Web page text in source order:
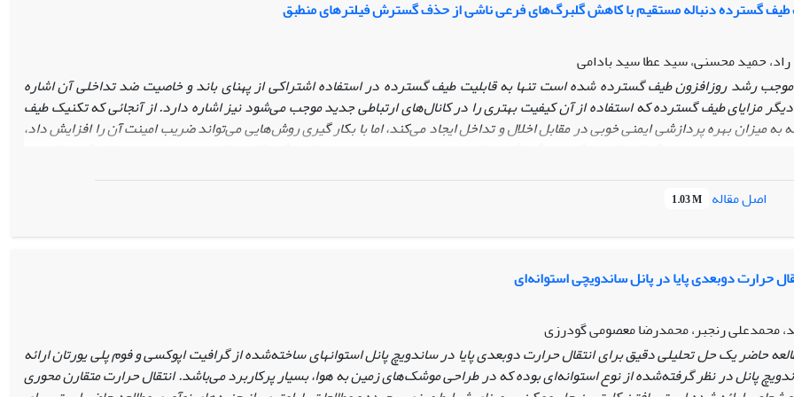
طیف گسترده دنباله مستقیم با کاهش گلبرگ‌های فرعی ناشی از حذف گسترش فیلترهای منطبق
حمید محسنی، سید عطا سید بادامی
رشد روزافزون طیف گسترده شده است تنها به قابلیت طیف گسترده در استفاده اشتراکی از پهنای باند و خاصیت ضد تداخلی آن اشاره
دیگر مزایای طیف گسترده که استفاده از آن‌ کیفیت بهتری را در کانال‌های ارتباطی جدید موجب می‌شود نیز اشاره دارد. از آنجائی که تکنیک طیف
به میزان بهره پردازشی ایمنی خوبی در مقابل اخلال و تداخل ایجاد می‌کند، اما با بکار گیری روش‌هایی می‌تواند ضریب امینت آن را افزایش داد،
مورد جهت بهبود امنیت آن کاهش بزرگ‌ترین گلبرگ‌های فرعی و همچنین تنزل مجموع کلیه گلبرگ‌های فرعی پس از عمل حذف گسترش و یا
گیرنده سامانه‌های طیف گسترده
کاهش بهتر میزان این گلبرگ‌ها، به همراه مقایسه سایر روش‌های متداول جهت افزایش امنیت سامانه‌های طیف گسترده می‌پردازد.
اصل مقاله 1.03 M
حرارت دوبعدی پایا در پانل ساندویچی استوانه‌ای
محمدعلی رنجبر، محمدرضا معصومی گودرزی
حاضر یک حل تحلیلی دقیق برای انتقال حرارت دوبعدی پایا در ساندویچ پانل استوانه­ای ساخته‌شده از گرافیت اپوکسی و فوم پلی یورتان ارائه
پانل در نظر گرفته‌شده از نوع استوانه‌ای بوده که در طراحی موشک‌های زمین به هوا، بسیار پرکاربرد می‌باشد. انتقال حرارت متقارن محوری